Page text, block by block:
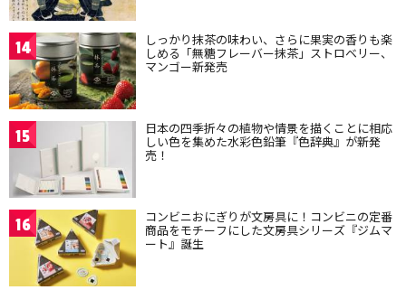
14 しっかり抹茶の味わい、さらに果実の香りも楽
しめる「無糖フレーバー抹茶」ストロベリー、
マンゴー新発売
15 日本の四季折々の植物や情景を描くことに相応
しい色を集めた水彩色鉛筆『色辞典』が新発
売！
16 コンビニおにぎりが文房具に！コンビニの定番
商品をモチーフにした文房具シリーズ『ジムマ
ート』誕生